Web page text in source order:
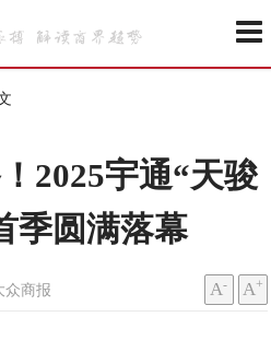
2025宇通“天骏
季圆满落幕
众商报 A- A+